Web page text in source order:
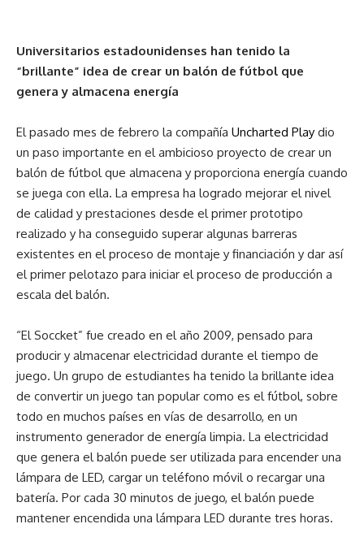
Universitarios estadounidenses han tenido la
“brillante” idea de crear un balón de fútbol que
genera y almacena energía
El pasado mes de febrero la compañía Uncharted Play dio
un paso importante en el ambicioso proyecto de crear un
balón de fútbol que almacena y proporciona energía cuando
se juega con ella. La empresa ha logrado mejorar el nivel
de calidad y prestaciones desde el primer prototipo
realizado y ha conseguido superar algunas barreras
existentes en el proceso de montaje y financiación y dar así
el primer pelotazo para iniciar el proceso de producción a
escala del balón.
“El Soccket” fue creado en el año 2009, pensado para
producir y almacenar electricidad durante el tiempo de
juego. Un grupo de estudiantes ha tenido la brillante idea
de convertir un juego tan popular como es el fútbol, sobre
todo en muchos países en vías de desarrollo, en un
instrumento generador de energía limpia. La electricidad
que genera el balón puede ser utilizada para encender una
lámpara de LED, cargar un teléfono móvil o recargar una
batería. Por cada 30 minutos de juego, el balón puede
mantener encendida una lámpara LED durante tres horas.